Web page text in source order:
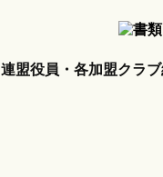
連盟役員・各加盟クラ